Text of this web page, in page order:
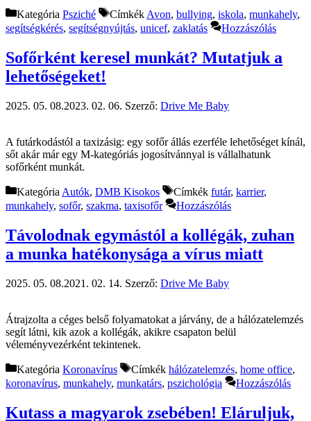
Kategória Psziché Címkék Avon, bullying, iskola, munkahely,
segítségkérés, segítségnyújtás, unicef, zaklatás Hozzászólás
Sofőrként keresel munkát? Mutatjuk a
lehetőségeket!
2025. 05. 08.2023. 02. 06. Szerző: Drive Me Baby
A futárkodástól a taxizásig: egy sofőr állás ezerféle lehetőséget kínál,
sőt akár már egy M-kategóriás jogosítvánnyal is vállalhatunk
sofőrként munkát.
Kategória Autók, DMB Kisokos Címkék futár, karrier,
munkahely, sofőr, szakma, taxisofőr Hozzászólás
Távolodnak egymástól a kollégák, zuhan
a munka hatékonysága a vírus miatt
2025. 05. 08.2021. 02. 14. Szerző: Drive Me Baby
Átrajzolta a céges belső folyamatokat a járvány, de a hálózatelemzés
segít látni, kik azok a kollégák, akikre csapaton belül
véleményvezérként tekintenek.
Kategória Koronavírus Címkék hálózatelemzés, home office,
koronavírus, munkahely, munkatárs, pszichológia Hozzászólás
Kutass a magyarok zsebében! Eláruljuk,